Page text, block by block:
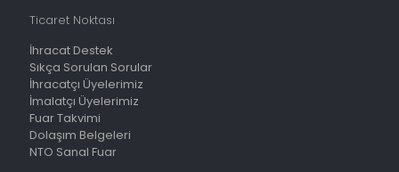
Ticaret Noktası
İhracat Destek
Sıkça Sorulan Sorular
İhracatçı Üyelerimiz
İmalatçı Üyelerimiz
Fuar Takvimi
Dolaşım Belgeleri
NTO Sanal Fuar